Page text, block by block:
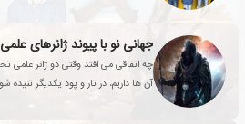
جهانی نو با پیوند ژانرهای
چه اتفاقی می افتد وقتی دو ژانر علمی
آن ها داریم، در تار و پود یکدیگر تنیده